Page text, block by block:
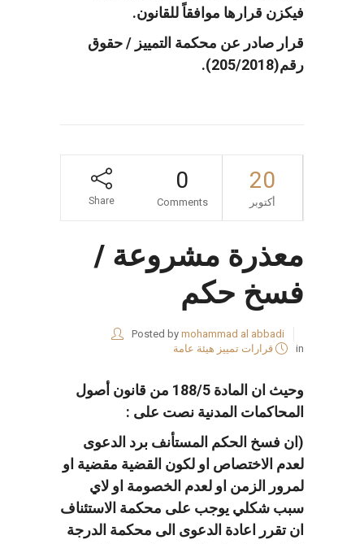
فيكزن قرارها موافقاً للقانون.
قرار صادر عن محكمة التمييز / حقوق
رقم(205/2018).
20
أكتوبر
0
Comments
Share
معذرة مشروعة /
فسخ حكم
Posted by mohammad al abbadi
in
قرارات تمييز هيئة عامة
وحيث ان المادة 188/5 من قانون أصول
المحاكمات المدنية نصت على :
(ان فسخ الحكم المستأنف برد الدعوى
لعدم الاختصاص او لكون القضية مقضية او
لمرور الزمن او لعدم الخصومة او لاي
سبب شكلي يوجب على محكمة الاستئناف
ان تقرر اعادة الدعوى الى محكمة الدرجة